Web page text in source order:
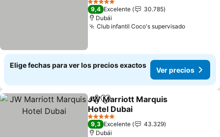
5 Estrellas
9,4 Excelente
30.785
Dubái
Club infantil Coco's supervisado
Elige fechas para ver los precios exactos
Ver precios
CompartirAgregar a favoritos
JW Marriott Marquis
Hotel Dubai
5 Estrellas
9,3 Excelente
43.329
Dubái